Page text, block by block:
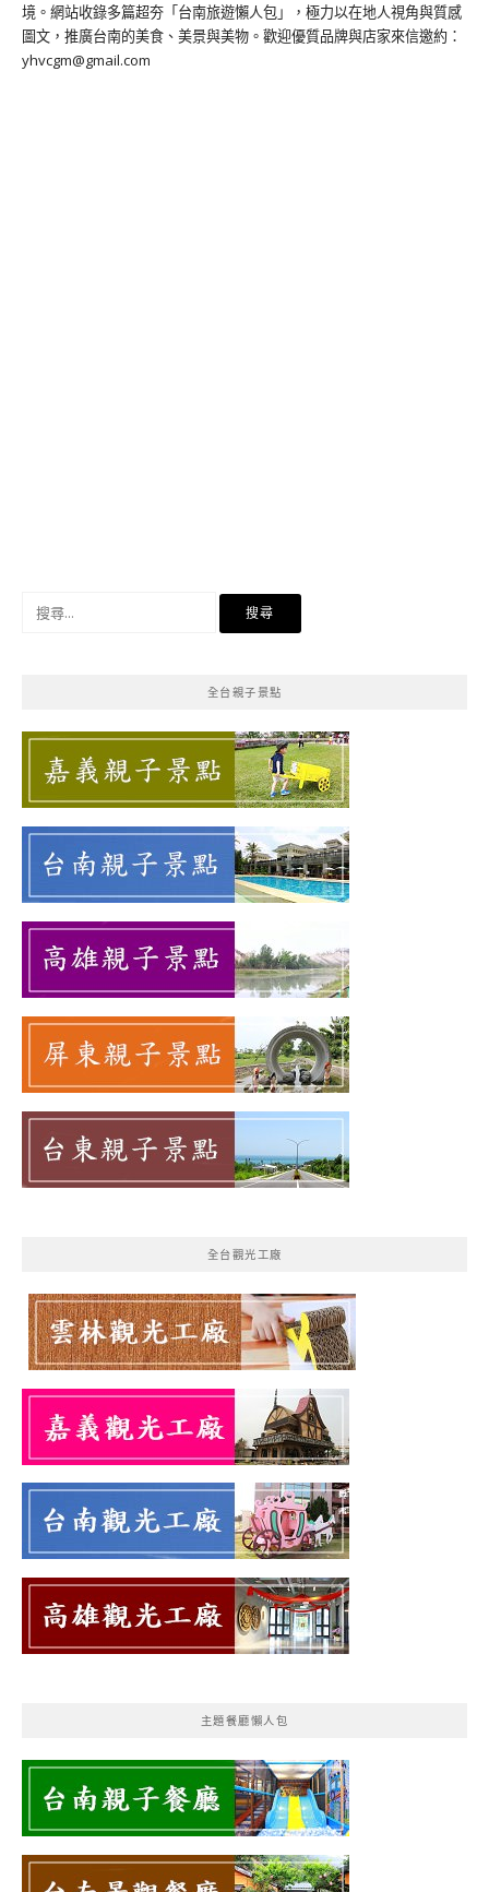
境。網站收錄多篇超夯「台南旅遊懶人包」，極力以在地人視角與質感
圖文，推廣台南的美食、美景與美物。歡迎優質品牌與店家來信邀約：
yhvcgm@gmail.com
全台親子景點
全台觀光工廠
主題餐廳懶人包